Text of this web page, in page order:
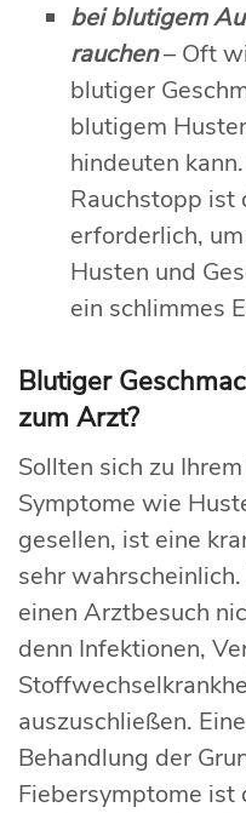
bei blutigem
rauchen– Oft
blutiger
blutigem
hindeuten
Rauchstopp ist
erforderlich,
Husten und
ein schlimmes
Blutiger
zum Arzt?
Sollten sich zu
Symptome wie
gesellen, ist eine
sehr
einen Arztbesuch
denn Infektionen,
auszuschließen.
Behandlung der
Fiebersymptome ist